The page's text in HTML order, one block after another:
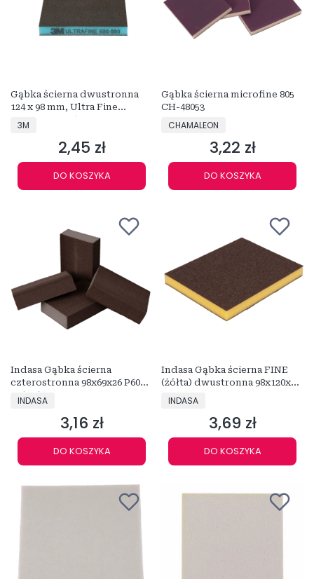
Gąbka ścierna dwustronna
124 x 98 mm, Ultra Fine
NIEBIESKA P600-P800
PRODUCENT
3M
Cena
2,45 zł
DO KOSZYKA
Gąbka ścierna microfine 805
CH-48053
PRODUCENT
CHAMALEON
Cena
3,22 zł
DO KOSZYKA
Indasa Gąbka ścierna
czterostronna 98x69x26 P60
476246
PRODUCENT
INDASA
Cena
3,16 zł
DO KOSZYKA
Indasa Gąbka ścierna FINE
(żółta) dwustronna 98x120x13
PRODUCENT
INDASA
Cena
3,69 zł
DO KOSZYKA